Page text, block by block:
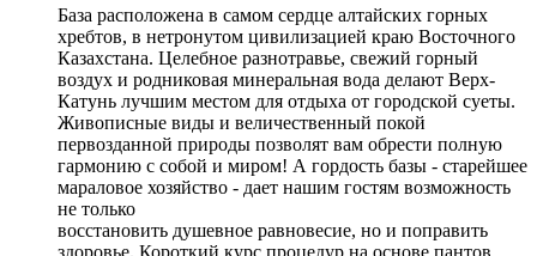
База расположена в самом сердце алтайских горных
хребтов, в нетронутом цивилизацией краю Восточного
Казахстана. Целебное разнотравье, свежий горный
воздух и родниковая минеральная вода делают Верх-
Катунь лучшим местом для отдыха от городской суеты.
Живописные виды и величественный покой
первозданной природы позволят вам обрести полную
гармонию с собой и миром! А гордость базы - старейшее
мараловое хозяйство - дает нашим гостям возможность
не только
восстановить душевное равновесие, но и поправить
здоровье. Короткий курс процедур на основе пантов